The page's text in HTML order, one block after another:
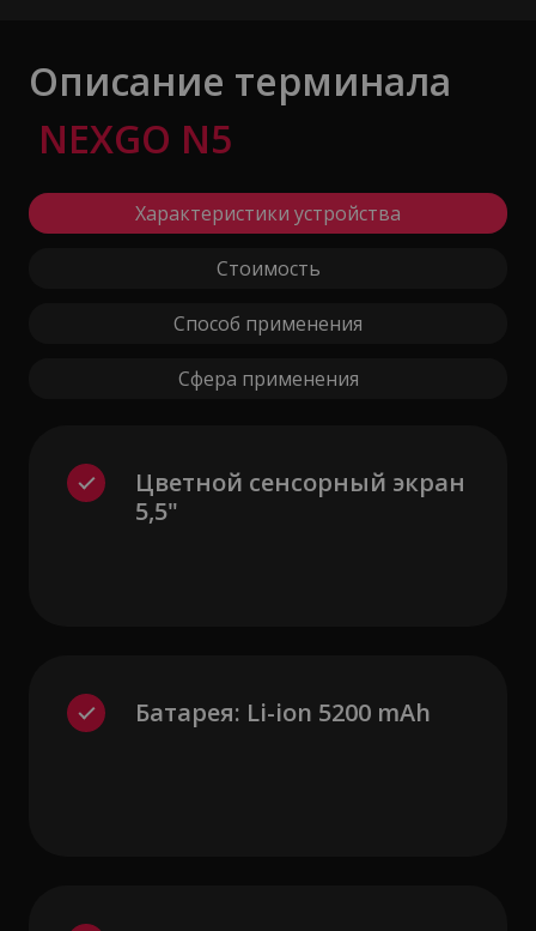
Описание терминала
NEXGO N5
Характеристики устройства
Стоимость
Способ применения
Сфера применения
Цветной сенсорный экран
5,5"
Батарея: Li-ion 5200 mAh